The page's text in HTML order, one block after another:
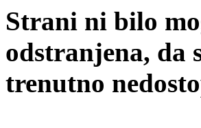
Strani ni bilo
odstranjena, da
trenutno